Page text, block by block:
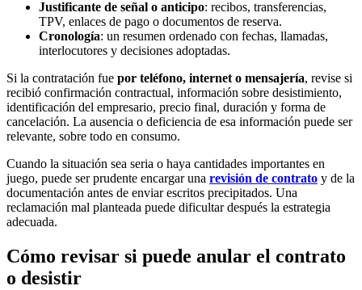
Justificante de señal o anticipo: recibos, transferencias,
TPV, enlaces de pago o documentos de reserva.
Cronología: un resumen ordenado con fechas, llamadas,
interlocutores y decisiones adoptadas.
Si la contratación fue por teléfono, internet o mensajería, revise si
recibió confirmación contractual, información sobre desistimiento,
identificación del empresario, precio final, duración y forma de
cancelación. La ausencia o deficiencia de esa información puede ser
relevante, sobre todo en consumo.
Cuando la situación sea seria o haya cantidades importantes en
juego, puede ser prudente encargar una revisión de contrato y de la
documentación antes de enviar escritos precipitados. Una
reclamación mal planteada puede dificultar después la estrategia
adecuada.
Cómo revisar si puede anular el contrato
o desistir